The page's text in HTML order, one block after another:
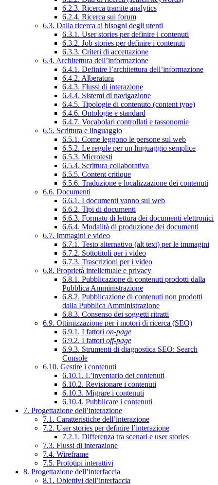
6.2.3. Ricerca tramite analytics
6.2.4. Ricerca sui forum
6.3. Dalla ricerca ai bisogni degli utenti
6.3.1. User stories per definire i contenuti
6.3.2. Job stories per definire i contenuti
6.3.3. Criteri di accettazione
6.4. Architettura dell’informazione
6.4.1. Definire l’architettura dell’informazione
6.4.2. Alberatura
6.4.3. Flussi di interazione
6.4.4. Sistemi di navigazione
6.4.5. Tipologie di contenuto (content type)
6.4.6. Ontologie e standard
6.4.7. Vocabolari controllati e tassonomie
6.5. Scrittura e linguaggio
6.5.1. Come leggono le persone sul web
6.5.2. Le regole per un linguaggio semplice
6.5.3. Microtesti
6.5.4. Scrittura collaborativa
6.5.5. Content critique
6.5.6. Traduzione e localizzazione dei contenuti
6.6. Documenti
6.6.1. I documenti vanno sul web
6.6.2. Tipi di documenti
6.6.3. Formato di lettura dei documenti elettronici
6.6.4. Modalità di produzione dei documenti
6.7. Immagini e video
6.7.1. Testo alternativo (alt text) per le immagini
6.7.2. Sottotitoli per i video
6.7.3. Trascrizioni per i video
6.8. Proprietà intellettuale e privacy
6.8.1. Pubblicazione di contenuti prodotti dalla
Pubblica Amministrazione
6.8.2. Pubblicazione di contenuti non prodotti
dalla Pubblica Amministrazione
6.8.3. Consenso dei soggetti ritratti
6.9. Ottimizzazione per i motori di ricerca (SEO)
6.9.1. I fattori on-page
6.9.2. I fattori off-page
6.9.3. Strumenti di diagnostica SEO: Search
Console
6.10. Gestire i contenuti
6.10.1. L’inventario dei contenuti
6.10.2. Revisionare i contenuti
6.10.3. Migrare i contenuti
6.10.4. Pubblicare i contenuti
7. Progettazione dell’interazione
7.1. Caratteristiche dell’interazione
7.2. User stories per definire l’interazione
7.2.1. Differenza tra scenari e user stories
7.3. Flussi di interazione
7.4. Wireframe
7.5. Prototipi interattivi
8. Progettazione dell’interfaccia
8.1. Obiettivi dell’interfaccia